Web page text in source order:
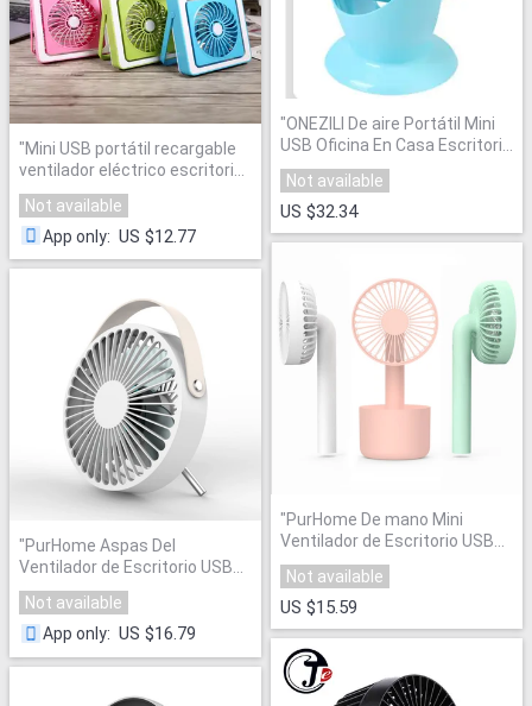
"Mini USB portátil recargable
ventilador eléctrico escritorio
mano Ventiladores práctico
para estudiante oficina en
casa refrigerador del
acondicionador de aire"
Not available
App only: US $12.77
"PurHome Aspas Del
Ventilador de Escritorio USB
portátil Mini Electric
Not available
App only: US $16.79
"ONEZILI De aire Portátil Mini
USB Oficina En Casa Escritorio
Ventilador Eléctrico
Not available
US $32.34
"PurHome De mano Mini
Ventilador de Escritorio USB
de Carga Eléctrica
Not available
US $15.59